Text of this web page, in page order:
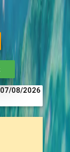
07/08/2026